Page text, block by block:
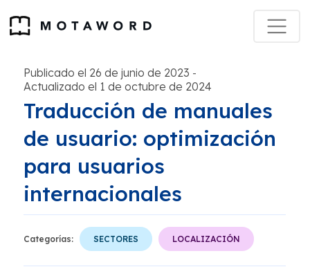
Publicado el 26 de junio de 2023 -
Actualizado el 1 de octubre de 2024
Traducción de manuales
de usuario: optimización
para usuarios
internacionales
Categorías: SECTORES LOCALIZACIÓN